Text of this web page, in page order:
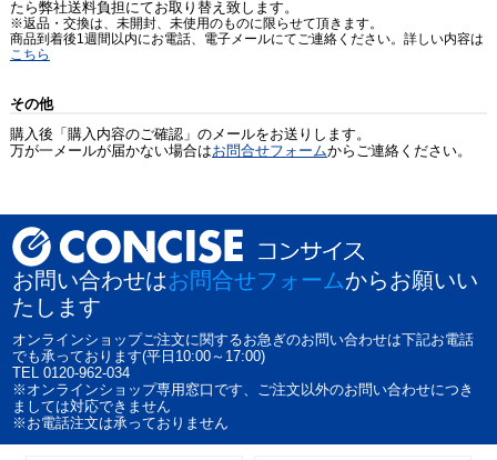
たら弊社送料負担にてお取り替え致します。
※返品・交換は、未開封、未使用のものに限らせて頂きます。
商品到着後1週間以内にお電話、電子メールにてご連絡ください。詳しい内容は
こちら
その他
購入後「購入内容のご確認」のメールをお送りします。
万が一メールが届かない場合はお問合せフォームからご連絡ください。
お問い合わせはお問合せフォームからお願いい
たします
オンラインショップご注文に関するお急ぎのお問い合わせは下記お電話
でも承っております(平日10:00～17:00)
TEL 0120-962-034
※オンラインショップ専用窓口です、ご注文以外のお問い合わせにつき
ましては対応できません
※お電話注文は承っておりません